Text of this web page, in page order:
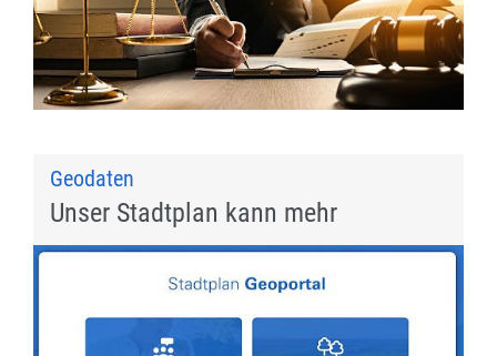
Geodaten
Unser Stadtplan kann mehr